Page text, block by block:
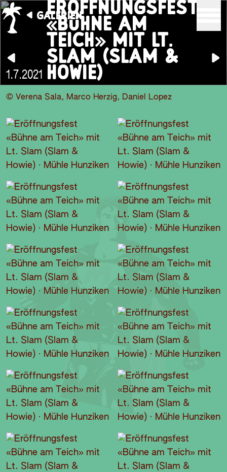
GALERIEN
1.7.2021
ERÖFFNUNGSFEST
«BÜHNE AM
TEICH» MIT LT.
SLAM (SLAM &
HOWIE)
© Verena Sala, Marco Herzig, Daniel Lopez